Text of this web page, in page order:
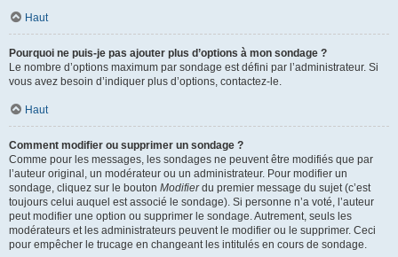
Haut
Pourquoi ne puis-je pas ajouter plus d’options à mon sondage ?
Le nombre d’options maximum par sondage est défini par l’administrateur. Si
vous avez besoin d’indiquer plus d’options, contactez-le.
Haut
Comment modifier ou supprimer un sondage ?
Comme pour les messages, les sondages ne peuvent être modifiés que par
l’auteur original, un modérateur ou un administrateur. Pour modifier un
sondage, cliquez sur le bouton Modifierdu premier message du sujet (c’est
toujours celui auquel est associé le sondage). Si personne n’a voté, l’auteur
peut modifier une option ou supprimer le sondage. Autrement, seuls les
modérateurs et les administrateurs peuvent le modifier ou le supprimer. Ceci
pour empêcher le trucage en changeant les intitulés en cours de sondage.